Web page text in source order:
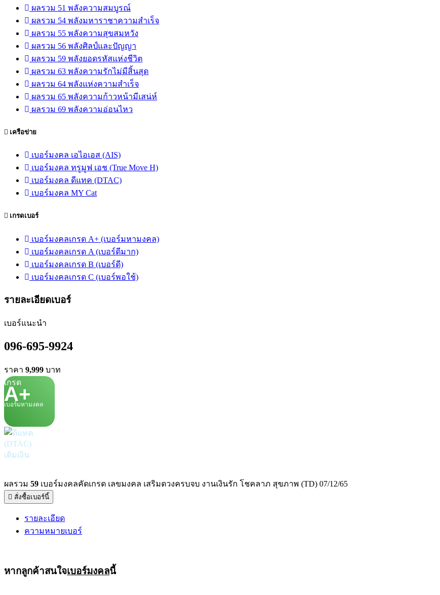
ผลรวม 51 พลังความสมบูรณ์
ผลรวม 54 พลังมหาราชาความสำเร็จ
ผลรวม 55 พลังความสุขสมหวัง
ผลรวม 56 พลังศิลป์และปัญญา
ผลรวม 59 พลังยอดรหัสแห่งชีวิต
ผลรวม 63 พลังความรักไม่มีสิ้นสุด
ผลรวม 64 พลังแห่งความสำเร็จ
ผลรวม 65 พลังความก้าวหน้ามีเสน่ห์
ผลรวม 69 พลังความอ่อนไหว
เครือข่าย
เบอร์มงคล เอไอเอส (AIS)
เบอร์มงคล ทรูมูฟ เอช (True Move H)
เบอร์มงคล ดีแทค (DTAC)
เบอร์มงคล MY Cat
เกรดเบอร์
เบอร์มงคลเกรด A+ (เบอร์มหามงคล)
เบอร์มงคลเกรด A (เบอร์ดีมาก)
เบอร์มงคลเกรด B (เบอร์ดี)
เบอร์มงคลเกรด C (เบอร์พอใช้)
รายละเอียดเบอร์
เบอร์แนะนำ
096-695-9924
ราคา 9,999 บาท
เกรด
A+
เบอร์มหามงคล
เติมเงิน
ผลรวม 59 เบอร์มงคลคัดเกรด เลขมงคล เสริมดวงครบจบ งานเงินรัก โชคลาภ สุขภาพ (TD) 07/12/65
สั่งซื้อเบอร์นี้
รายละเอียด
ความหมายเบอร์
หากลูกค้าสนใจเบอร์มงคลนี้